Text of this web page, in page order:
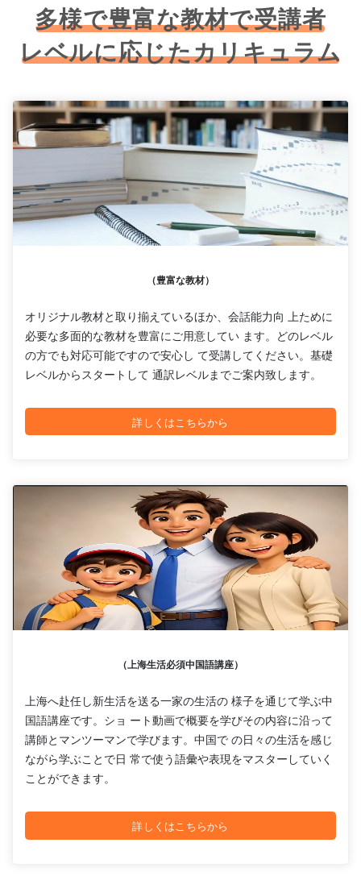
多様で豊富な教材で受講者
レベルに応じたカリキュラム
（豊富な教材）
オリジナル教材と取り揃えているほか、会話能力向 上ために
必要な多面的な教材を豊富にご用意してい ます。どのレベル
の方でも対応可能ですので安心し て受講してください。基礎
レベルからスタートして 通訳レベルまでご案内致します。
詳しくはこちらから
（上海生活必須中国語講座）
上海へ赴任し新生活を送る一家の生活の 様子を通じて学ぶ中
国語講座です。ショ ート動画で概要を学びその内容に沿って
講師とマンツーマンで学びます。中国で の日々の生活を感じ
ながら学ぶことで日 常で使う語彙や表現をマスターしていく
ことができます。
詳しくはこちらから